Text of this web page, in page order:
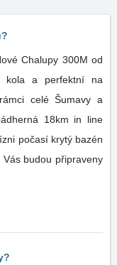
Chalupy 300M od
kola a perfektní na
celé Šumavy a
18km in line
počasí krytý bazén
budou připraveny